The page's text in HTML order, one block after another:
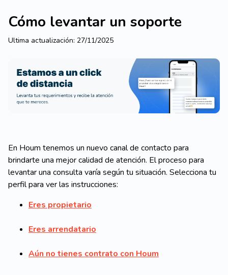
Cómo levantar un soporte
Ultima actualización: 27/11/2025
En Houm tenemos un nuevo canal de contacto para
brindarte una mejor calidad de atención. El proceso para
levantar una consulta varía según tu situación. Selecciona tu
perfil para ver las instrucciones:
Eres propietario
Eres arrendatario
Aún no tienes contrato con Houm